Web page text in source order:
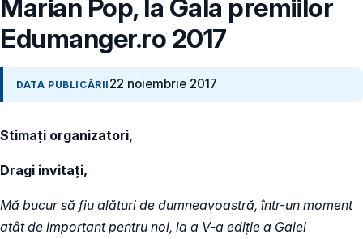
Marian Pop, la Gala premiilor
Edumanger.ro 2017
DATA PUBLICĂRII 22 noiembrie 2017
Stimați organizatori,
Dragi invitați,
Mă bucur să fiu alături de dumneavoastră, într-un moment
atât de important pentru noi, la a V-a ediție a Galei